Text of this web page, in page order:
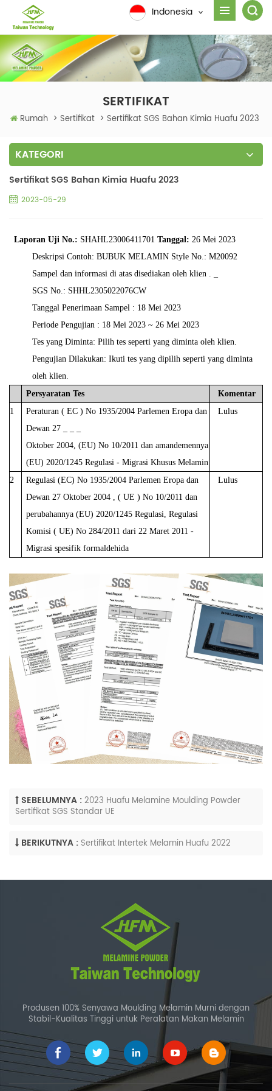
Indonesia
SERTIFIKAT
Rumah > Sertifikat > Sertifikat SGS Bahan Kimia Huafu 2023
KATEGORI
Sertifikat SGS Bahan Kimia Huafu 2023
2023-05-29
Laporan Uji No.: SHAHL23006411701 Tanggal: 26 Mei 2023
Deskripsi Contoh:BUBUK MELAMIN Style No.:M20092
Sampeldaninformasidiatasdisediakanolehklien
SGSNo.: SHHL2305022076CW
Tanggal Penerimaan Sampel : 18Mei 2023
Periode Pengujian : 18Mei 2023~ 26Mei 2023
Tes yang Diminta: Pilih tes seperti yang diminta oleh klien.
Pengujian Dilakukan: Ikutitesyang dipilihsepertiyang diminta
olehklien.
PersyaratanTes
Komentar
1
Peraturan(EC)No 1935/2004ParlemenEropadan
Dewan 27
Oktober 2004,(EU)No 10/2011danamandemennya
(EU) 2020/1245Regulasi- Migrasi Khusus Melamin
Lulus
2 Regulasi(EC)No 1935/2004 Parlemen Eropa dan
Dewan 27Oktober 2004 ,(UE)No 10/2011 dan
perubahannya (EU) 2020/1245 Regulasi,Regulasi
Komisi(UE)No 284/2011dari 22Maret 2011 -
Migrasispesifikformaldehida
Lulus
SEBELUMNYA :2023 Huafu Melamine Moulding Powder
Sertifikat SGS Standar UE
BERIKUTNYA : Sertifikat Intertek Melamin Huafu 2022
Produsen 100% Senyawa Moulding Melamin Murni dengan
Stabil-Kualitas Tinggi untuk Peralatan Makan Melamin